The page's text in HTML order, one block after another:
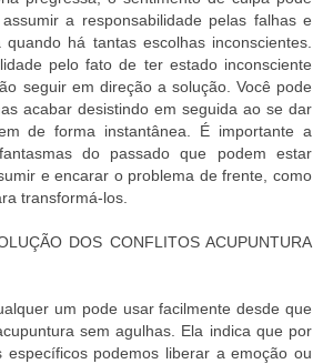
a responsabilidade pelas falhas e
há tantas escolhas inconscientes.
pelo fato de ter estado inconsciente
seguir em direção a solução. Você pode
acabar desistindo em seguida ao se dar
de forma instantânea. É importante a
do passado que podem estar
e encarar o problema de frente, como
transformá-los.
DOS CONFLITOS ACUPUNTURA
um pode usar facilmente desde que
sem agulhas. Ela indica que por
podemos liberar a emoção ou